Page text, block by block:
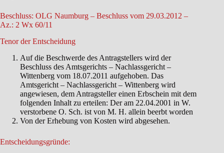
Beschluss: OLG Naumburg – Beschluss vom 29.03.2012 –
Az.: 2 Wx 60/11
Tenor der Entscheidung
Auf die Beschwerde des Antragstellers wird der
Beschluss des Amtsgerichts – Nachlassgericht –
Wittenberg vom 18.07.2011 aufgehoben. Das
Amtsgericht – Nachlassgericht – Wittenberg wird
angewiesen, dem Antragsteller einen Erbschein mit dem
folgenden Inhalt zu erteilen: Der am 22.04.2001 in W.
verstorbene O. Sch. ist von M. H. allein beerbt worden
Von der Erhebung von Kosten wird abgesehen.
Entscheidungsgründe: